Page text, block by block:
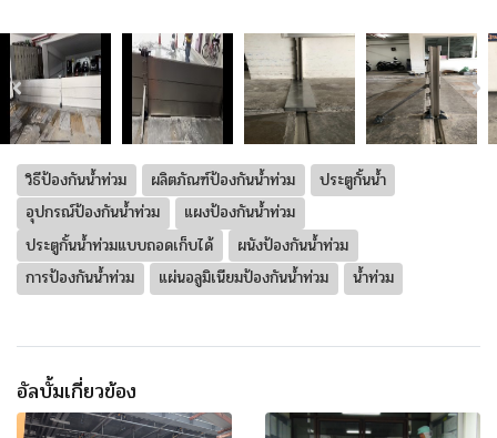
วิธีป้องกันน้ำท่วม ผลิตภัณฑ์ป้องกันน้ำท่วม
ประตูกั้นน้ำ
อุปกรณ์ป้องกันน้ำท่วม
แผงป้องกันน้ำท่วม
ประตูกั้นน้ำท่วมแบบถอดเก็บได้
ผนังป้องกันน้ำท่วม
การป้องกันน้ำท่วม
แผ่นอลูมิเนียมป้องกันน้ำท่วม น้ำท่วม
อัลบั้มเกี่ยวข้อง